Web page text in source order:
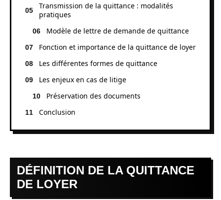
Transmission de la quittance : modalités
pratiques
Modèle de lettre de demande de quittance
Fonction et importance de la quittance de loyer
Les différentes formes de quittance
Les enjeux en cas de litige
Préservation des documents
Conclusion
DÉFINITION DE LA QUITTANCE
DE LOYER